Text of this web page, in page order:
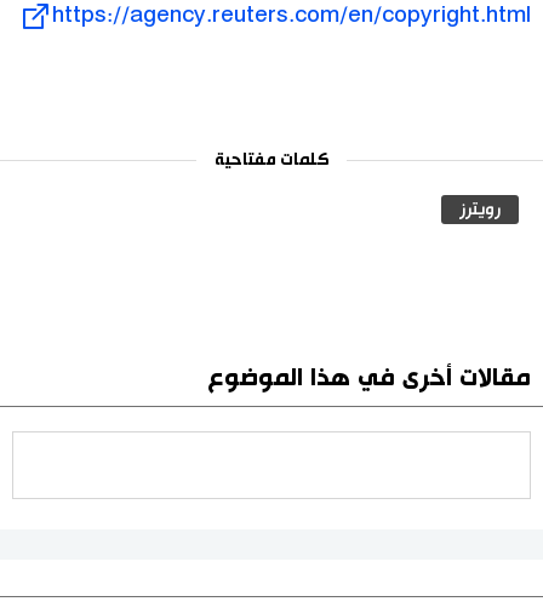
https://agency.reuters.com/en/copyright.html
كلمات مفتاحية
رويترز
مقالات أخرى في هذا الموضوع